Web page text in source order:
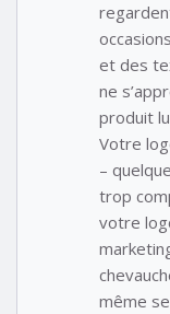
et des
ne
produit
Votre
–
trop
votre
même